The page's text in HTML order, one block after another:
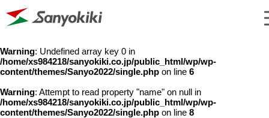
Warning: Undefined array key 0 in
/home/xs984218/sanyokiki.co.jp/public_html/wp/wp-
content/themes/Sanyo2022/single.php on line 6
Warning: Attempt to read property "name" on null in
/home/xs984218/sanyokiki.co.jp/public_html/wp/wp-
content/themes/Sanyo2022/single.php on line 8